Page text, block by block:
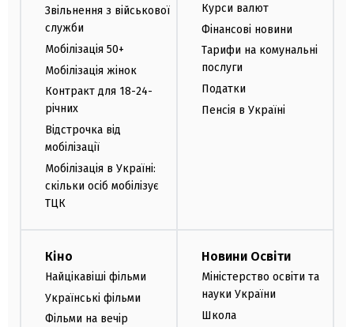
Звільнення з військової
служби
Мобілізація 50+
Мобілізація жінок
Контракт для 18-24-
річних
Відстрочка від
мобілізації
Мобілізація в Україні:
скільки осіб мобілізує
ТЦК
Курси валют
Фінансові новини
Тарифи на комунальні
послуги
Податки
Пенсія в Україні
Кіно
Найцікавіші фільми
Українські фільми
Фільми на вечір
Новини Освіти
Міністерство освіти та
науки України
Школа